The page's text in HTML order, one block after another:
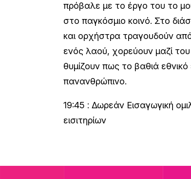
πρόβαλε με το έργο του το
στο παγκόσμιο κοινό. Στο
και ορχήστρα τραγουδούν
ενός λαού, χορεύουν μαζί
θυμίζουν πως το βαθιά
πανανθρώπινο.
19:45 : Δωρεάν Εισαγωγική
εισιτηρίων